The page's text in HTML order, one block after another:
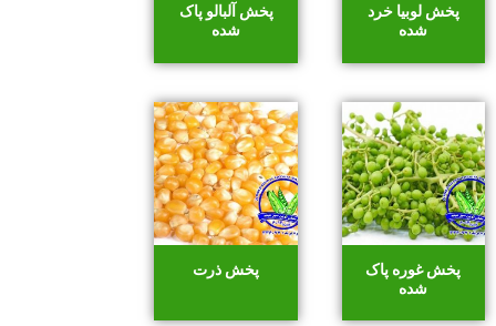
پخش لوبیا خرد
شده
پخش آلبالو پاک
شده
پخش غوره پاک
شده
پخش ذرت